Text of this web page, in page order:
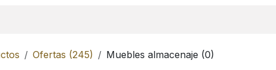
Ofertas (245) Muebles almacenaje (0)